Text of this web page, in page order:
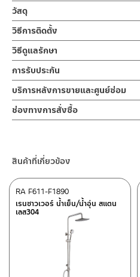
เรนชาวเวอร์ หรือ ฝักบัวอาบน้ำแบ
น้ำเย็น ติดตั้งแบบท่อเดียว เคลือบ
ด้านบน ขนาดเส้นผ่าศูนย์กลาง 20
สามารถเปลี่ยนทิศทางน้ำระหว่างฝั
แบบน้ำไหลพร้อมกันหรือสลับกันได้
ร่วมสมัย รับประกันวาล์วน้ำของวา
เรนชาวเวอร์ หรือ ฝักบัวอาบน้ำแบบ
เย็น ติดตั้งแบบท่อเดียว สแตนเลส เ
ดำ ทนทานแข็งแรง ต้านการกัดกร่อ
ขนาด 20 ซม. ครอบคลุมทั่วตัว มาพ
ประสบการณ์การอาบน้ำเหมือนอาบน้
มือในการชำระล้างในจุดที่ต้องการ
วาล์วเปลี่ยนทิศทางน้ำ จึงกล้ารับปร
วัสดุ
ท่อเรนชาวเวอร์
ผลิตจากสแตนเลส
หัวฝักบัวก้านแข็ง
ผลิตจากพลาสติก ABS
ฝักบัวมือ
ผลิตจากพลาสติก ABS
ผลิตจากสแตนเลส
ตัวเปลี่ยนทิศทางน้ำ
ผลิตจากทองเหลือง
หิ้งวางของ
ผลิตจากพลาสติก ABS
ผลิตจากพลาสติก ABS
วิธีการติดตั้ง
ข้อแนะนำในการติดตั้ง
ฝักบัว และ ชุดสายฉีดชำระ
สำหรับการติดตั้งใหม่ ให้ไล่ฝุ่น เศษ
ตั้งสินค้า โดยปล่อยน้ำให้ไหลออกจา
พาเศษละอองต่างๆ ออกจากท่อน้ำ มิ
สินค้าและสร้างความเสียหายได้ หาก
จะไม่อยู่ในเงื่อนไขการรับประกัน
วิธีดูแลรักษา
คำแนะนำในการดูแลรักษาผลิตภัณฑ์
1. ไม่ทำสินค้าให้เกิดความเสียหายอื่
ทำตก ไม่งัดหรือโยกสินค้าแรงๆ
2. ทำความสะอาดสินค้าโดยการใช้ผ้
3. ห้ามใช้สารเคมีที่มีฤทธิ์เป็นกรด ใน
บนตัวสินค้า ซึ่งจะสร้างความเสียหาย
การรับประกัน
รับประกันไส้วาล์ว ตัวเปลี่ยนทิศทางน้
บริการหลังการขายและศูนย์ซ่อม
ช่องทางออนไลน์
– Email:
ศูนย์บริการและอะไหล่ กรุงเทพฯ
662/61-62 ถนน พระราม3 แขวงบา
ช่องทางการสั่งซื้อ
– Shopee
–Lazada
–ซื้อสินค้าชิ้นนี้บน Shopee>> คลิ
–ซื้อสินค้าชิ้นนี้บน Lazada คลิ
ติดต่อพนักงานขาย / Contact
โทร: 02-285-5795
@charnpaiboon.sales
สินค้าที่เกี่ยวข้อง
เรนชาวเวอร์ น้ำเย็น/น้ำอุ่น สแตน
เลส304
RA F611-F1890